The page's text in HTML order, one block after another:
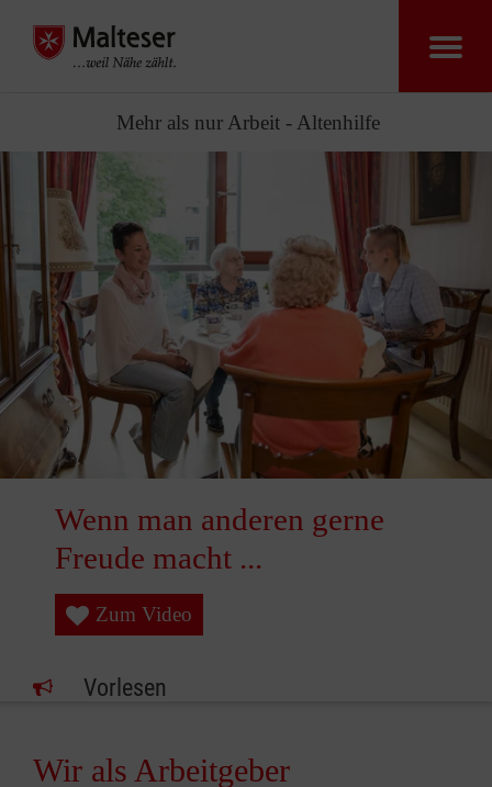
Mehr als nur Arbeit - Altenhilfe
Wenn man anderen gerne
Freude macht ...
Zum Video
Vorlesen
Wir als Arbeitgeber